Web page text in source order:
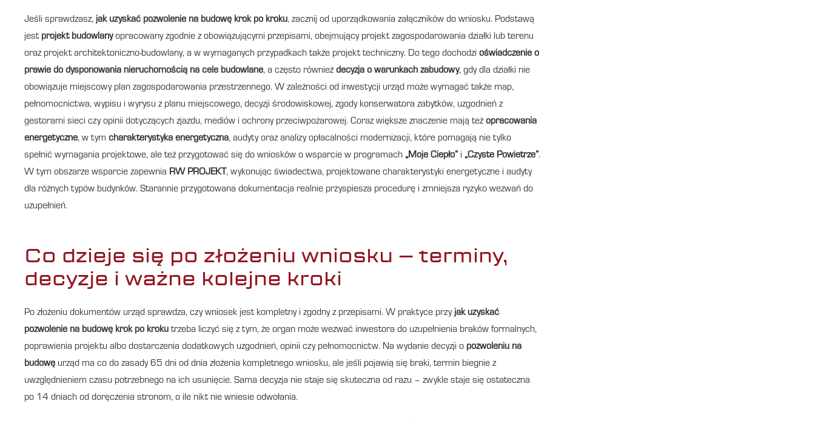
Jeśli sprawdzasz, jak uzyskać pozwolenie na budowę krok po kroku, zacznij od uporządkowania załączników do wniosku. Podstawą
jest projekt budowlanyopracowany zgodnie z obowiązującymi przepisami, obejmujący projekt zagospodarowania działki lub terenu
oraz projekt architektoniczno-budowlany, a w wymaganych przypadkach także projekt techniczny. Do tego dochodzi oświadczenie o
prawie do dysponowania nieruchomością na cele budowlane, a często również decyzja o warunkach zabudowy, gdy dla działki nie
obowiązuje miejscowy plan zagospodarowania przestrzennego. W zależności od inwestycji urząd może wymagać także map,
pełnomocnictwa, wypisu i wyrysu z planu miejscowego, decyzji środowiskowej, zgody konserwatora zabytków, uzgodnień z
gestorami sieci czy opinii dotyczących zjazdu, mediów i ochrony przeciwpożarowej. Coraz większe znaczenie mają też opracowania
energetyczne, w tym charakterystyka energetyczna, audyty oraz analizy opłacalności modernizacji, które pomagają nie tylko
spełnić wymagania projektowe, ale też przygotować się do wniosków o wsparcie w programach „Moje Ciepło” i „Czyste Powietrze”.
W tym obszarze wsparcie zapewnia RW PROJEKT, wykonując świadectwa, projektowane charakterystyki energetyczne i audyty
dla różnych typów budynków. Starannie przygotowana dokumentacja realnie przyspiesza procedurę i zmniejsza ryzyko wezwań do
uzupełnień.
Co dzieje się po złożeniu wniosku – terminy,
decyzje i ważne kolejne kroki
Po złożeniu dokumentów urząd sprawdza, czy wniosek jest kompletny i zgodny z przepisami. W praktyce przy jak uzyskać
pozwolenie na budowę krok po kroku trzeba liczyć się z tym, że organ może wezwać inwestora do uzupełnienia braków formalnych,
poprawienia projektu albo dostarczenia dodatkowych uzgodnień, opinii czy pełnomocnictw. Na wydanie decyzji o pozwoleniu na
budowę urząd ma co do zasady 65 dni od dnia złożenia kompletnego wniosku, ale jeśli pojawią się braki, termin biegnie z
uwzględnieniem czasu potrzebnego na ich usunięcie. Sama decyzja nie staje się skuteczna od razu – zwykle staje się ostateczna
po 14 dniach od doręczenia stronom, o ile nikt nie wniesie odwołania.